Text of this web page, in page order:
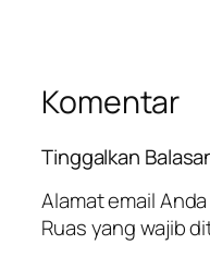
Komentar
Tinggalkan
Alamat email
Ruas yang wajib